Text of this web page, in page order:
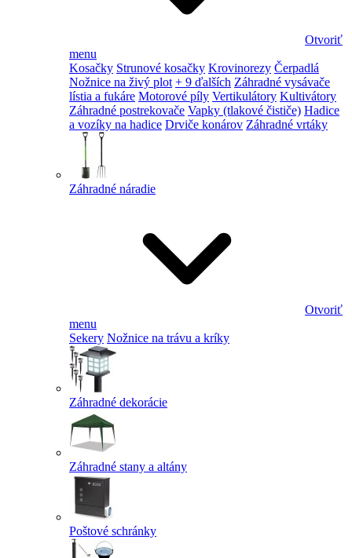
Otvoriť
menu
Kosačky Strunové kosačky Krovinorezy Čerpadlá
Nožnice na živý plot + 9 ďalších Záhradné vysávače
lístia a fukáre Motorové píly Vertikulátory Kultivátory
Záhradné postrekovače Vapky (tlakové čističe) Hadice
a vozíky na hadice Drviče konárov Záhradné vrtáky
Záhradné náradie
Otvoriť
menu
Sekery Nožnice na trávu a kríky
Záhradné dekorácie
Záhradné stany a altány
Poštové schránky